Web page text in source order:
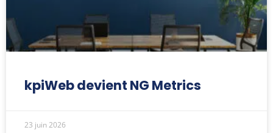
kpiWeb devient NG Metrics
23 juin 2026